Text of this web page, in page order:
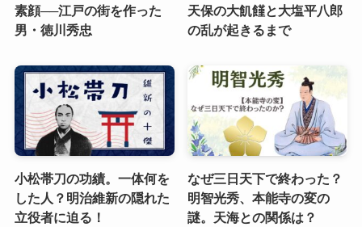
素顔──江戸の街を作った
男・徳川秀忠
天保の大飢饉と大塩平八郎
の乱が起きるまで
小松帯刀の功績。一体何を
した人？明治維新の隠れた
立役者に迫る！
なぜ三日天下で終わった？
明智光秀、本能寺の変の
謎。天海との関係は？